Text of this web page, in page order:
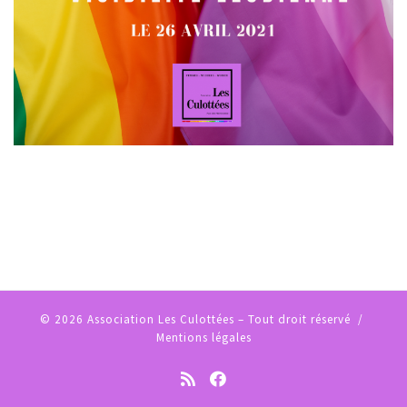
© 2026 Association Les Culottées – Tout droit réservé /
Mentions légales